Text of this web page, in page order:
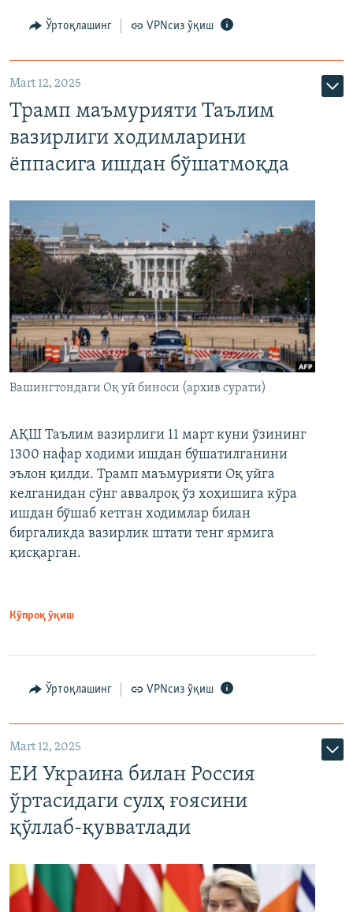
Ўртоқлашинг VPNсиз ўқиш
Mart 12, 2025
Трамп маъмурияти Таълим
вазирлиги ходимларини
ёппасига ишдан бўшатмоқда
Вашингтондаги Оқ уй биноси (архив сурати)
АҚШ Таълим вазирлиги 11 март куни ўзининг
1300 нафар ходими ишдан бўшатилганини
эълон қилди. Трамп маъмурияти Оқ уйга
келганидан сўнг аввалроқ ўз хоҳишига кўра
ишдан бўшаб кетган ходимлар билан
биргаликда вазирлик штати тенг ярмига
қисқарган.
Кўпроқ ўқиш
Ўртоқлашинг VPNсиз ўқиш
Mart 12, 2025
ЕИ Украина билан Россия
ўртасидаги сулҳ ғоясини
қўллаб-қувватлади